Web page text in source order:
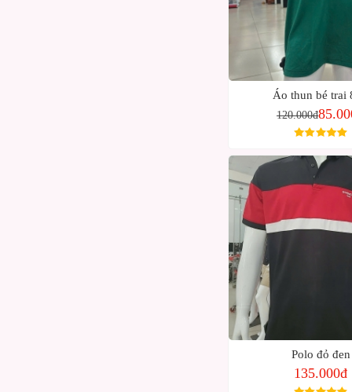
Áo thun bé trai
120.000đ
Polo đỏ đen
135.000đ